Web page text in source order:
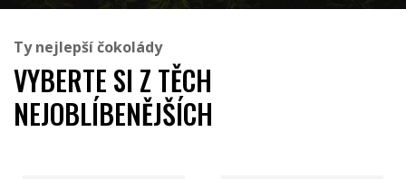
Ty nejlepší čokolády
VYBERTE SI Z TĚCH
NEJOBLÍBENĚJŠÍCH